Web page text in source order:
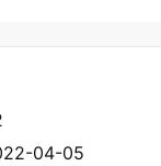
04-05